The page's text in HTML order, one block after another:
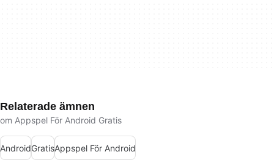
Relaterade ämnen
om Appspel För Android Gratis
AndroidGratisAppspel För Android